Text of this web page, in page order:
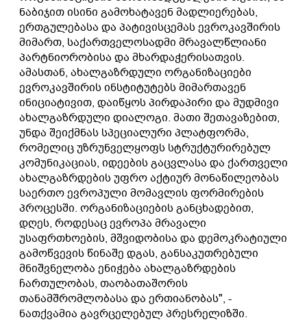
ნაბიჯით ისინი გამოხატავენ მადლიერებას,
ერთგულებასა და პატივისცემას ევროკავშირის
მიმართ, საქართველოსადმი მრავალწლიანი
პარტნიორობისა და მხარდაჭერისათვის.
ამასთან, ახალგაზრდული ორგანიზაციები
ევროკავშირის ინსტიტუტებს მიმართავენ
ინიციატივით, დაიწყოს პირდაპირი და მუდმივი
ახალგაზრდული დიალოგი. მათი შეთავაზებით,
უნდა შეიქმნას სპეციალური პლატფორმა,
რომელიც უზრუნველყოფს სტრუქტურირებულ
კომუნიკაციას, იდეების გაცვლასა და ქართველი
ახალგაზრდების უფრო აქტიურ მონაწილეობას
საერთო ევროპული მომავლის ფორმირების
პროცესში. ორგანიზაციების განცხადებით,
დღეს, როდესაც ევროპა მრავალი
უსაფრთხოების, მშვიდობისა და დემოკრატიული
გამოწვევის წინაშე დგას, განსაკუთრებული
მნიშვნელობა ენიჭება ახალგაზრდების
ჩართულობას, თაობათაშორის
თანამშრომლობასა და ერთიანობას", -
ნათქვამია გავრცელებულ პრესრელიზში.